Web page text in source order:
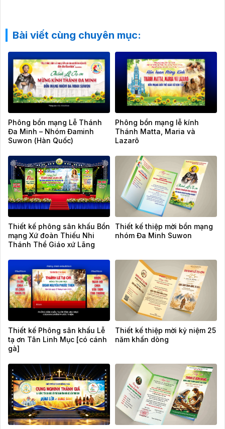
Bài viết cùng chuyên mục:
Phông bổn mạng Lễ Thánh
Đa Minh – Nhóm Đaminh
Suwon (Hàn Quốc)
Phông bổn mạng lễ kính
Thánh Matta, Maria và
Lazarô
Thiết kế phông sân khấu Bổn
mạng Xứ đoàn Thiếu Nhi
Thánh Thể Giáo xứ Lãng
Thiết kế thiệp mời bổn mạng
nhóm Đa Minh Suwon
Thiết kế Phông sân khấu Lễ
tạ ơn Tân Linh Mục [có cánh
gà]
Thiết kế thiệp mời kỷ niệm 25
năm khấn dòng